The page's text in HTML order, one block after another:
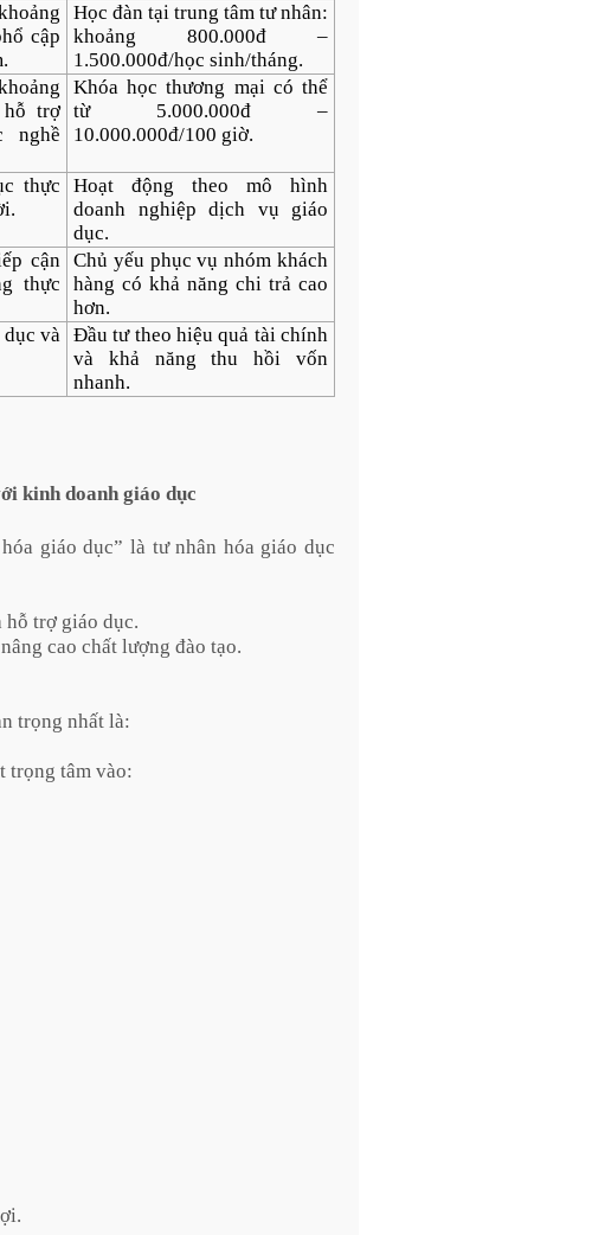
cập
Học đàn tại trung tâm tư nhân:
khoảng 800.000đ –
1.500.000đ/học sinh/tháng.
hỗ trợ
nghề
Khóa học thương mại có thể
từ 5.000.000đ –
10.000.000đ/100 giờ.
thực
Hoạt động theo mô hình
doanh nghiệp dịch vụ giáo
dục.
cận
thực
Chủ yếu phục vụ nhóm khách
hàng có khả năng chi trả cao
hơn.
và Đầu tư theo hiệu quả tài chính
và khả năng thu hồi vốn
nhanh.
kinh doanh giáo dục
giáo dục” là tư nhân hóa giáo dục
trợ giáo dục.
cao chất lượng đào tạo.
trọng nhất là:
trọng tâm vào: